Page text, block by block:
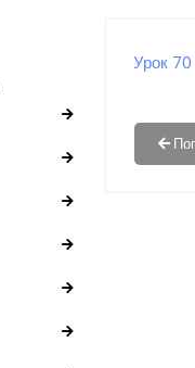
Урок 70